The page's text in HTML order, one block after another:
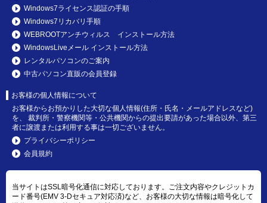
Windows7ライセンス認証の手順
Windows7リカバリ手順
WEBROOTアンチウィルス インストール方法
WindowsLiveメール インストール方法
レンタルパソコンのご案内
中古パソコン直販の会員登録
お客様の個人情報について
お客様からお預かりした大切な個人情報(住所・氏名・メールアドレスなど)
を、 裁判所・警察機関等・公共機関からの提出要請があった場合以外、第三
者に譲渡または利用する事は一切ございません。
プライバシーポリシー
会員規約
当サイトはSSL暗号化通信に対応しております。ご注文内容やクレジットカ
ード番号(EMV 3-Dセキュア対応済)など、お客様の大切な情報は暗号化して